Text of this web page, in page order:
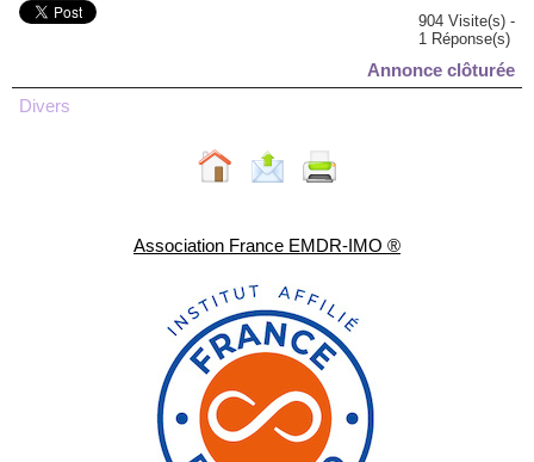
Association France EMDR-IMO ®
Annonce clôturée
904 Visite(s) -
1 Réponse(s)
Divers